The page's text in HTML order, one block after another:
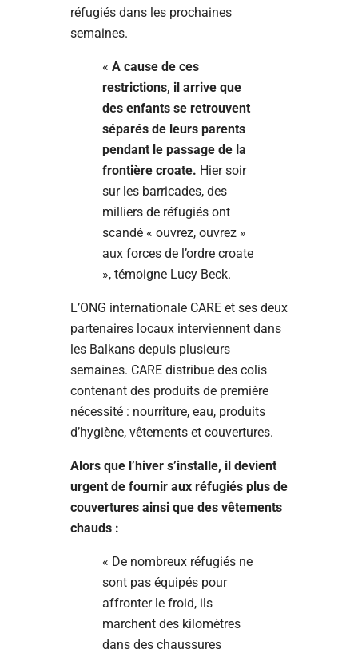
réfugiés dans les prochaines
semaines.
« A cause de ces
restrictions, il arrive que
des enfants se retrouvent
séparés de leurs parents
pendant le passage de la
frontière croate. Hier soir
sur les barricades, des
milliers de réfugiés ont
scandé « ouvrez, ouvrez »
aux forces de l’ordre croate
», témoigne Lucy Beck.
L’ONG internationale CARE et ses deux
partenaires locaux interviennent dans
les Balkans depuis plusieurs
semaines. CARE distribue des colis
contenant des produits de première
nécessité : nourriture, eau, produits
d’hygiène, vêtements et couvertures.
Alors que l’hiver s’installe, il devient
urgent de fournir aux réfugiés plus de
couvertures ainsi que des vêtements
chauds :
« De nombreux réfugiés ne
sont pas équipés pour
affronter le froid, ils
marchent des kilomètres
dans des chaussures